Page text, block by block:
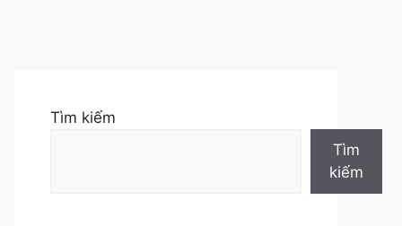
Tìm kiếm
Tìm
kiếm